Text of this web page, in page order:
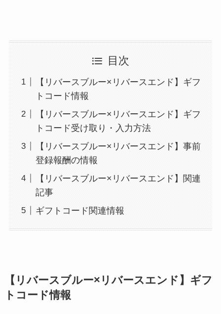
目次
【リバースブルー×リバースエンド】ギフ
トコード情報
【リバースブルー×リバースエンド】ギフ
トコード受け取り・入力方法
【リバースブルー×リバースエンド】事前
登録報酬の情報
【リバースブルー×リバースエンド】関連
記事
ギフトコード関連情報
【リバースブルー×リバースエンド】ギフ
トコード情報